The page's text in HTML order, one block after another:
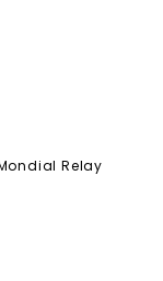
Relay